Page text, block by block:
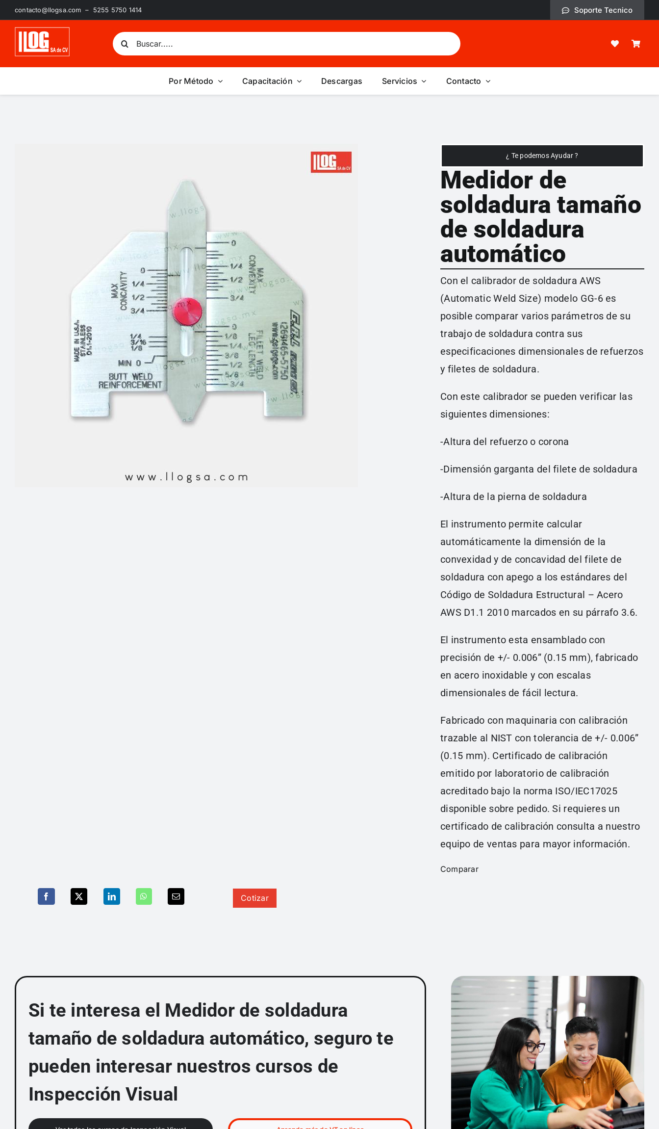
Saltar
al
contenido
contacto@llogsa.com – 5255 5750 1414 Soporte Tecnico
Buscar:
Por Método Capacitación Descargas Servicios Contacto
¿ Te podemos Ayudar ?
Medidor de
soldadura tamaño
de soldadura
automático
Con el calibrador de soldadura AWS
(Automatic Weld Size) modelo GG-6 es
posible comparar varios parámetros de su
trabajo de soldadura contra sus
especificaciones dimensionales de refuerzos
y filetes de soldadura.
Con este calibrador se pueden verificar las
siguientes dimensiones:
-Altura del refuerzo o corona
-Dimensión garganta del filete de soldadura
-Altura de la pierna de soldadura
El instrumento permite calcular
automáticamente la dimensión de la
convexidad y de concavidad del filete de
soldadura con apego a los estándares del
Código de Soldadura Estructural – Acero
AWS D1.1 2010 marcados en su párrafo 3.6.
El instrumento esta ensamblado con
precisión de +/- 0.006” (0.15 mm), fabricado
en acero inoxidable y con escalas
dimensionales de fácil lectura.
Fabricado con maquinaria con calibración
trazable al NIST con tolerancia de +/- 0.006”
(0.15 mm). Certificado de calibración
emitido por laboratorio de calibración
acreditado bajo la norma ISO/IEC17025
disponible sobre pedido. Si requieres un
certificado de calibración consulta a nuestro
equipo de ventas para mayor información.
Comparar
Cotizar
Si te interesa el Medidor de soldadura
tamaño de soldadura automático, seguro te
pueden interesar nuestros cursos de
Inspección Visual